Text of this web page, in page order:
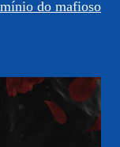
do mafioso